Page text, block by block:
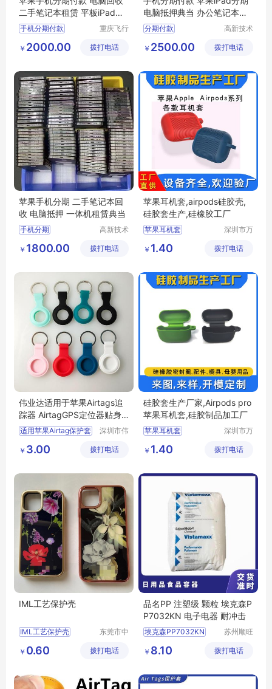
二手笔记本租赁 平板iPad抵
押典当
手机分期付款
重庆飞行
限公司
￥ 2000.00 拨打电话
电脑抵押典当 办公笔记本短
租
分期付款
高新技术
区良驹电
￥ 2500.00 拨打电话
苹果手机分期 二手笔记本回
收 电脑抵押 一体机租赁典当
手机分期
高新技术
区良驹电
￥ 1800.00 拨打电话
苹果耳机套,airpods硅胶壳,
硅胶套生产,硅橡胶工厂
苹果耳机套
新款硅胶套
硅胶套开模
深圳市万
有限公司
￥ 1.40 拨打电话
伟业达适用于苹果Airtags追
踪器 AirtagGPS定位器贴身
保护套
适用苹果Airtag保护套
追踪器硅胶挂钩
AirtagGPS定位器贴身真皮保护套
深圳市伟
有限公司
￥ 3.00 拨打电话
硅胶套生产厂家,Airpods pro
苹果耳机套,硅胶制品加工厂
苹果耳机套
硅胶套生产
深圳市万
有限公司
￥ 1.40 拨打电话
IML工艺保护壳
IML工艺保护壳
苹果手机个性保护壳
东莞市中
胶电子有
￥ 0.60 拨打电话
品名PP 注塑级 颗粒 埃克森P
P7032KN 电子电器 耐冲击
埃克森PP7032KN
苏州顺旺
易有限公
￥ 8.10 拨打电话